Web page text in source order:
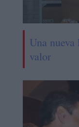
Una nueva
valor